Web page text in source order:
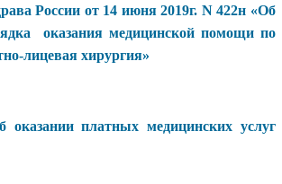
России от 14 июня 2019г. N 422н «Об
оказания медицинской помощи по
лицевая хирургия»
оказании платных медицинских услуг